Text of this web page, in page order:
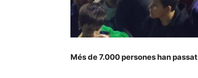
Més de 7.000 persones han